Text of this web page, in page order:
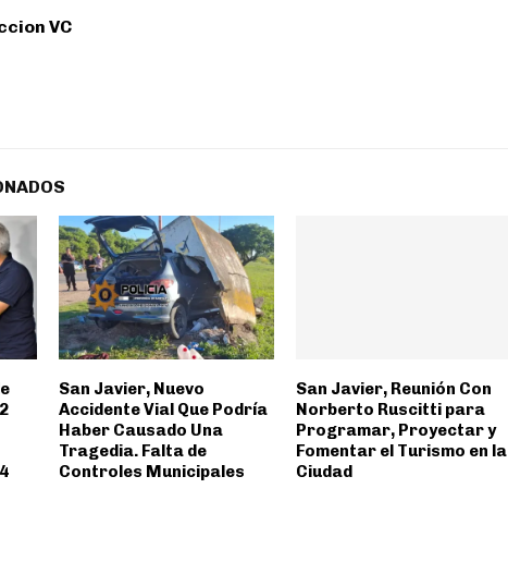
VC
San Javier, Nuevo
Accidente Vial Que Podría
Haber Causado Una
Tragedia. Falta de
Controles Municipales
San Javier, Reunión Con
Norberto Ruscitti para
Programar, Proyectar y
Fomentar el Turismo en la
Ciudad